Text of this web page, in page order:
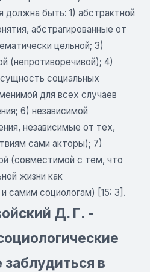
должна быть: 1) абстрактной
абстрагированные от
цельной; 3)
(непротиворечивой); 4)
социальных
для всех случаев
6) независимой
независимые от тех,
сами акторы); 7)
(совместимой с тем, что
жизни как
самим социологам) [15: 3].
Д. Г. -
в